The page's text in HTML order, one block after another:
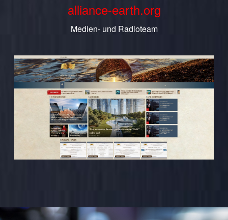
alliance-earth.org
Medien- und Radioteam